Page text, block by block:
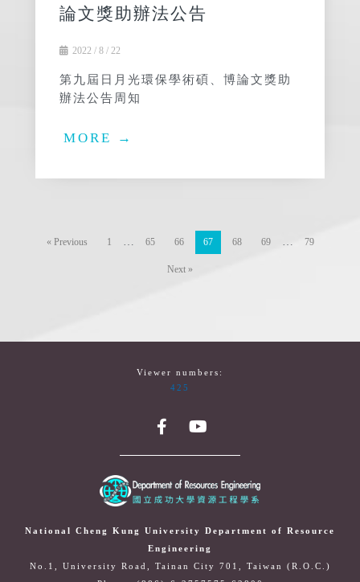
論文獎助辦法公告
2022 / 8 / 22
第九屆日月光環保學術碩、博論文獎助
辦法公告周知
MORE →
« Previous 1 … 65 66 67 68 69 … 79
Next »
Viewer numbers:
425
National Cheng Kung University Department of Resource
Engineering
No.1, University Road, Tainan City 701, Taiwan (R.O.C.)